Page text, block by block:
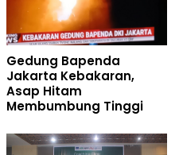
Gedung Bapenda
Jakarta Kebakaran,
Asap Hitam
Membumbung Tinggi